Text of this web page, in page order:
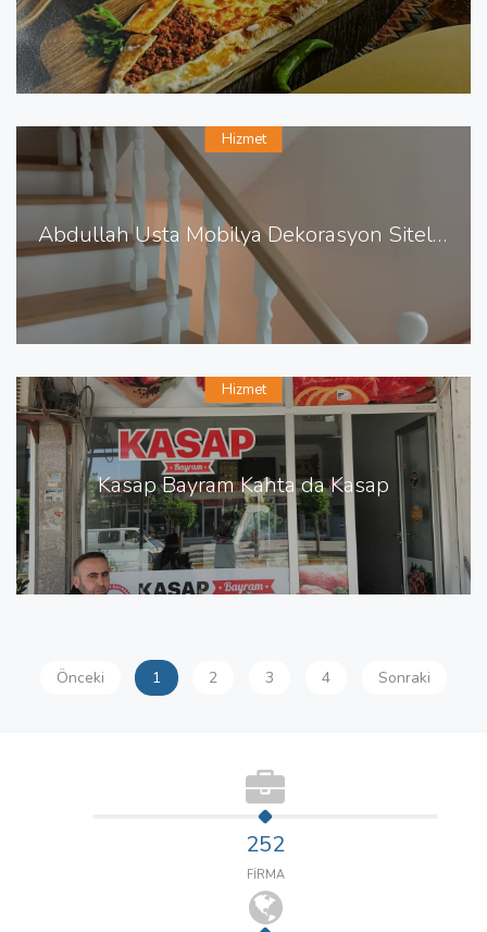
Abdullah Usta Mobilya Dekorasyon Sitelerde Mobilya Dekorasyon
Hizmet
Kasap Bayram Kahta da Kasap
Hizmet
Önceki 1 2 3 4 Sonraki
252
FİRMA